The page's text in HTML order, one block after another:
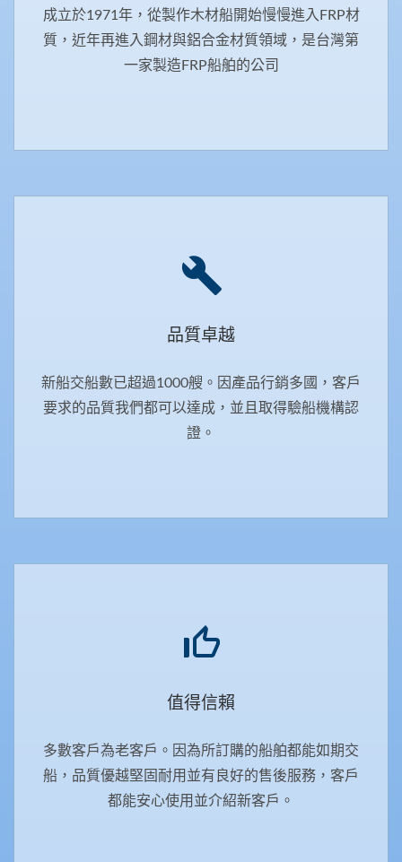
成立於1971年，從製作木材船開始慢慢進入FRP材
質，近年再進入鋼材與鋁合金材質領域，是台灣第
一家製造FRP船舶的公司
品質卓越
新船交船數已超過1000艘。因產品行銷多國，客戶
要求的品質我們都可以達成，並且取得驗船機構認
證。
值得信賴
多數客戶為老客戶。因為所訂購的船舶都能如期交
船，品質優越堅固耐用並有良好的售後服務，客戶
都能安心使用並介紹新客戶。